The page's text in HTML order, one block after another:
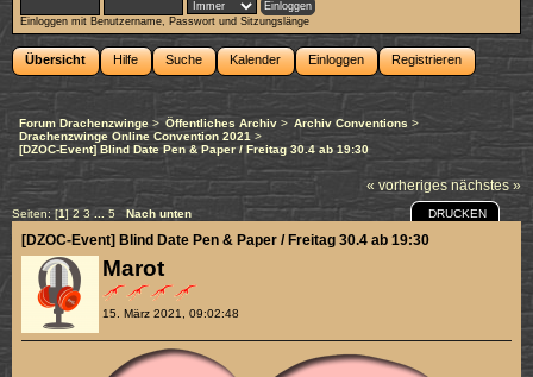
Einloggen mit Benutzername, Passwort und Sitzungslänge
Übersicht Hilfe Suche Kalender Einloggen Registrieren
Forum Drachenzwinge > Öffentliches Archiv> Archiv Conventions >
Drachenzwinge Online Convention 2021 >
[DZOC-Event] Blind Date Pen & Paper / Freitag 30.4 ab 19:30
« vorheriges nächstes »
Seiten: [1]2 3 5 Nach unten DRUCKEN
Marot
15. März 2021, 09:02:48
[DZOC-Event] Blind Date Pen & Paper / Freitag 30.4 ab 19:30